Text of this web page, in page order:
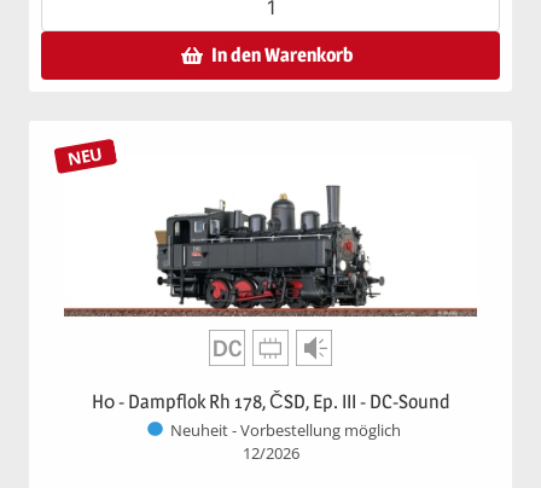
In den Warenkorb
NEU
H0 - Dampflok Rh 178, ČSD, Ep. III - DC-Sound
Neuheit - Vorbestellung möglich
12/2026